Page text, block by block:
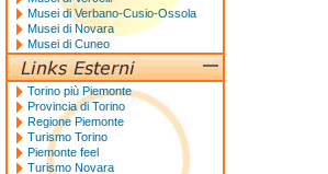
Musei di Verbano-Cusio-Ossola
Musei di Novara
Musei di Cuneo
Torino più Piemonte
Provincia di Torino
Regione Piemonte
Turismo Torino
Piemonte feel
Turismo Novara